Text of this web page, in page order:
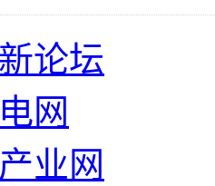
论坛
网
业网